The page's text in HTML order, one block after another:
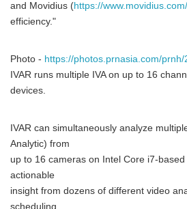
and Movidius (https://www.movidius.com/
efficiency."
Photo - https://photos.prnasia.com/
IVAR runs multiple IVA on up to 16
devices.
IVAR can simultaneously analyze
Analytic) from
up to 16 cameras on Intel Core i7-
actionable
insight from dozens of different video
scheduling,